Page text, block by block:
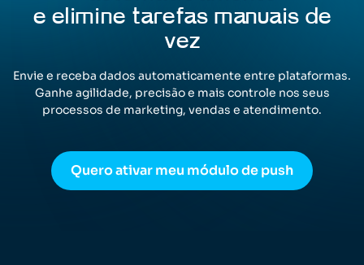
e elimine tarefas manuais de
vez
Envie e receba dados automaticamente entre plataformas.
Ganhe agilidade, precisão e mais controle nos seus
processos de marketing, vendas e atendimento.
Quero ativar meu módulo de push